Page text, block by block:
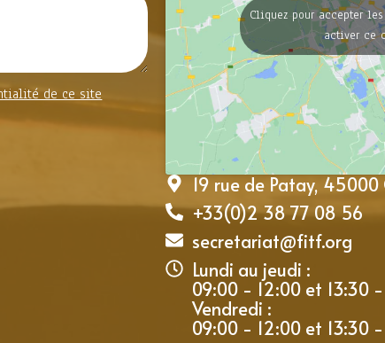
de ce site
Cliquez pour accepter
activer ce
19 rue de Patay,
+33(0)2 38 77 08 56
secretariat@fitf.org
Lundi au jeudi :
09:00 - 12:00 et 13:30 -
Vendredi :
09:00 - 12:00 et 13:30